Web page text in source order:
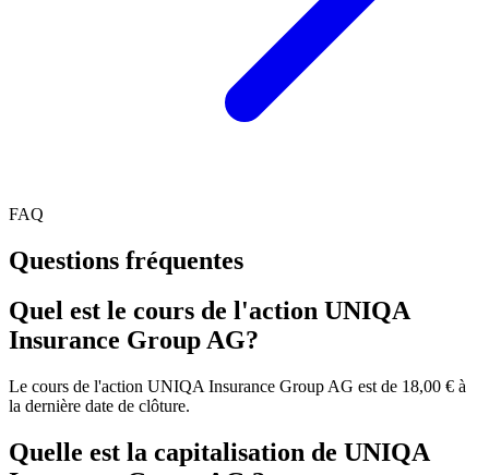
FAQ
Questions fréquentes
Quel est le cours de l'action UNIQA
Insurance Group AG?
Le cours de l'action UNIQA Insurance Group AG est de 18,00 € à
la dernière date de clôture.
Quelle est la capitalisation de UNIQA